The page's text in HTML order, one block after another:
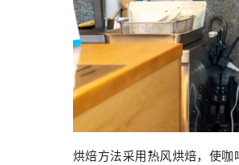
烘焙方法采用热风烘焙，使